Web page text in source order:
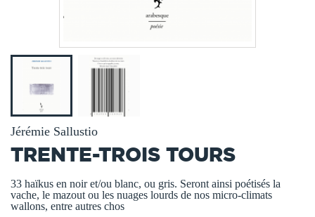
Jérémie Sallustio
TRENTE-TROIS TOURS
33 haïkus en noir et/ou blanc, ou gris. Seront ainsi poétisés la
vache, le mazout ou les nuages lourds de nos micro-climats
wallons, entre autres chos